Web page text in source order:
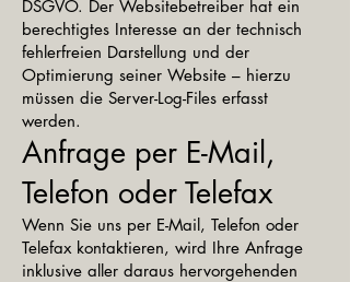
DSGVO. Der Websitebetreiber hat ein
berechtigtes Interesse an der technisch
fehlerfreien Darstellung und der
Optimierung seiner Website – hierzu
müssen die Server-Log-Files erfasst
werden.
Anfrage per E-Mail,
Telefon oder Telefax
Wenn Sie uns per E-Mail, Telefon oder
Telefax kontaktieren, wird Ihre Anfrage
inklusive aller daraus hervorgehenden